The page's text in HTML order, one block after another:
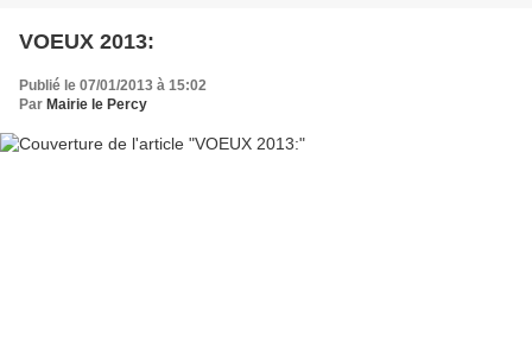
VOEUX 2013:
Publié le 07/01/2013 à 15:02
Par Mairie le Percy